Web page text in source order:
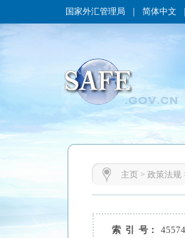
国家外汇管理局 简体中文
主页> 政策法规
索 引 号：